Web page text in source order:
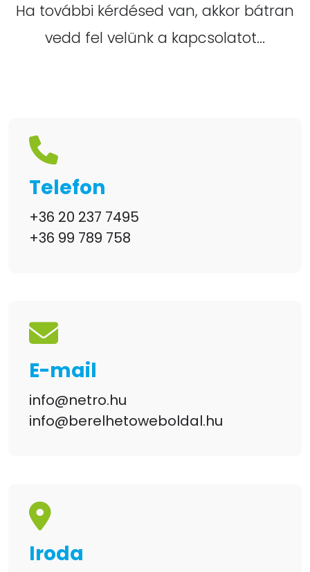
Ha további kérdésed van, akkor bátran
vedd fel velünk a kapcsolatot...
Telefon
+36 20 237 7495
+36 99 789 758
E-mail
info@netro.hu
info@berelhetoweboldal.hu
Iroda